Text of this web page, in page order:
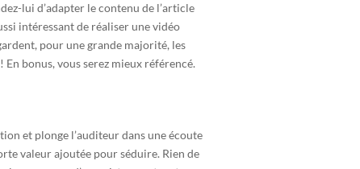
lui d’adapter le contenu de l’article
intéressant de réaliser une vidéo
pour une grande majorité, les
bonus, vous serez mieux référencé.
et plonge l’auditeur dans une écoute
valeur ajoutée pour séduire. Rien de